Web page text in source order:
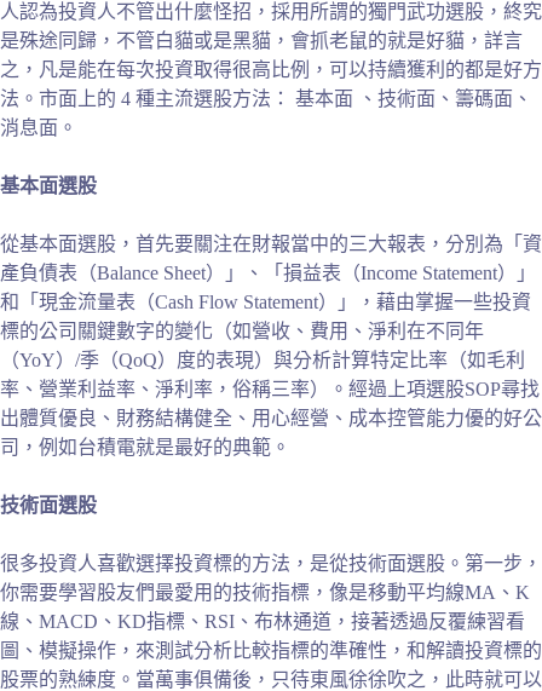
人認為投資人不管出什麼怪招，採用所謂的獨門武功選股，終究
是殊途同歸，不管白貓或是黑貓，會抓老鼠的就是好貓，詳言
之，凡是能在每次投資取得很高比例，可以持續獲利的都是好方
法。市面上的 4 種主流選股方法： 基本面 、技術面、籌碼面、
消息面。
基本面選股
從基本面選股，首先要關注在財報當中的三大報表，分別為「資
產負債表（Balance Sheet）」、「損益表（Income Statement）」
和「現金流量表（Cash Flow Statement）」，藉由掌握一些投資
標的公司關鍵數字的變化（如營收、費用、淨利在不同年
（YoY）/季（QoQ）度的表現）與分析計算特定比率（如毛利
率、營業利益率、淨利率，俗稱三率）。經過上項選股SOP尋找
出體質優良、財務結構健全、用心經營、成本控管能力優的好公
司，例如台積電就是最好的典範。
技術面選股
很多投資人喜歡選擇投資標的方法，是從技術面選股。第一步，
你需要學習股友們最愛用的技術指標，像是移動平均線MA、K
線、MACD、KD指標、RSI、布林通道，接著透過反覆練習看
圖、模擬操作，來測試分析比較指標的準確性，和解讀投資標的
股票的熟練度。當萬事俱備後，只待東風徐徐吹之，此時就可以